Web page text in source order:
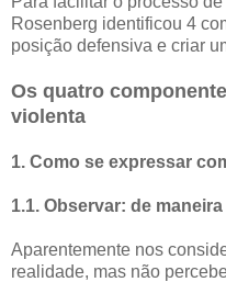
Rosenberg identificou 4
posição defensiva e criar
Os quatro
violenta
1. Como se expressar
1.1. Observar: de
Aparentemente nos
realidade, mas não